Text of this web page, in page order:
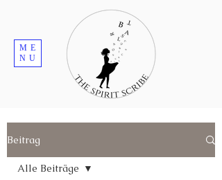
ME
NU
Beitrag
Alle Beiträge